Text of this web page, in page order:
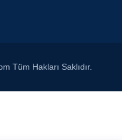
Tüm Hakları Saklıdır.